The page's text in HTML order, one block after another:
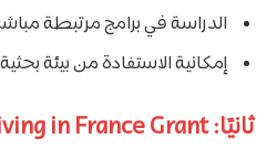
الدراسة في برامج مرتبطة
إمكانية الاستفادة من بيئة
ثانيًا: Arriving in France Grant